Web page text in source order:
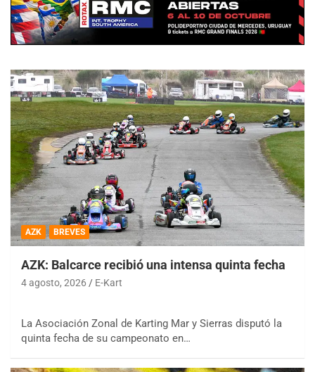
AZK BREVES
AZK: Balcarce recibió una intensa quinta fecha
4 agosto, 2026 E-Kart
La Asociación Zonal de Karting Mar y Sierras disputó la
quinta fecha de su campeonato en…